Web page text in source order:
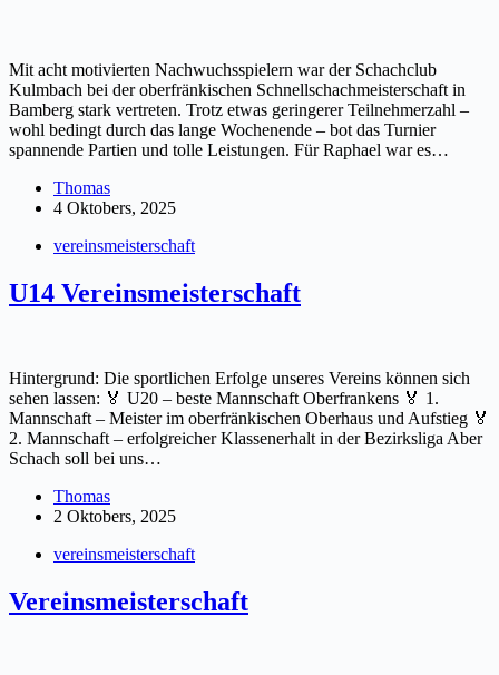
Mit acht motivierten Nachwuchsspielern war der Schachclub
Kulmbach bei der oberfränkischen Schnellschachmeisterschaft in
Bamberg stark vertreten. Trotz etwas geringerer Teilnehmerzahl –
wohl bedingt durch das lange Wochenende – bot das Turnier
spannende Partien und tolle Leistungen. Für Raphael war es…
Thomas
4 Oktobers, 2025
vereinsmeisterschaft
U14 Vereinsmeisterschaft
Hintergrund: Die sportlichen Erfolge unseres Vereins können sich
sehen lassen: 🏅 U20 – beste Mannschaft Oberfrankens 🏅 1.
Mannschaft – Meister im oberfränkischen Oberhaus und Aufstieg 🏅
2. Mannschaft – erfolgreicher Klassenerhalt in der Bezirksliga Aber
Schach soll bei uns…
Thomas
2 Oktobers, 2025
vereinsmeisterschaft
Vereinsmeisterschaft